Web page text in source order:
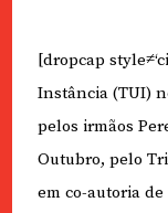
[dropcap
Instância (TUI)
pelos irmãos
Outubro, pelo
em co-autoria